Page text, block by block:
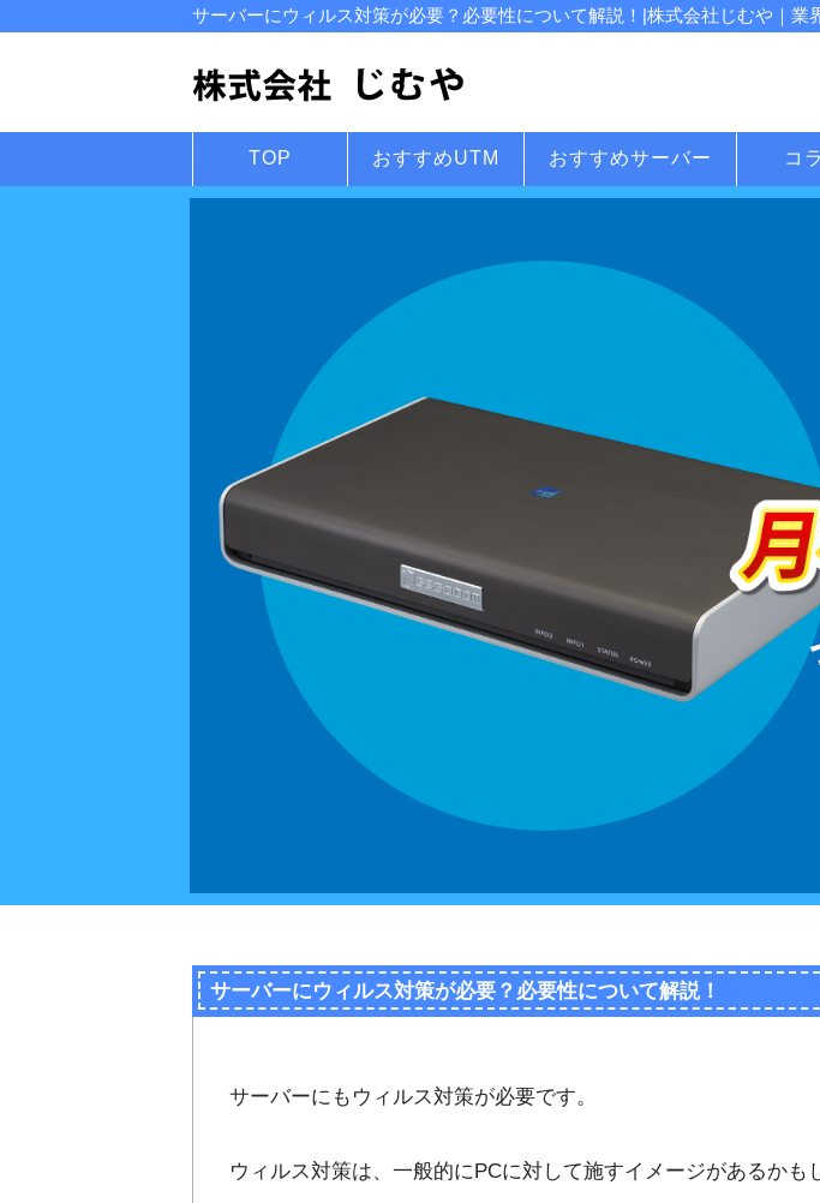
サーバーにウィルス対策が必要？必要性について解説！|株式会社じむや｜
TOP おすすめUTM おすすめサーバー コ
サーバーにウィルス対策が必要？必要性について解説！
サーバーにもウィルス対策が必要です。
ウィルス対策は、一般的にPCに対して施すイメージがあるかも